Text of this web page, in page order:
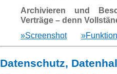
Archivieren und
Verträge – denn
»Screenshot
Datenschutz,